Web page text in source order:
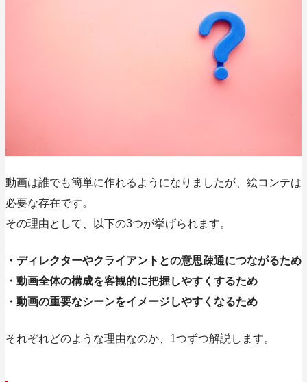
動画は誰でも簡単に作れるようになりましたが、絵コンテは
必要な存在です。
その理由として、以下の3つが挙げられます。
・ディレクターやクライアントとの意思疎通につながるため
・動画全体の構成を客観的に把握しやすくするため
・動画の重要なシーンをイメージしやすくなるため
それぞれどのような理由なのか、1つずつ解説します。